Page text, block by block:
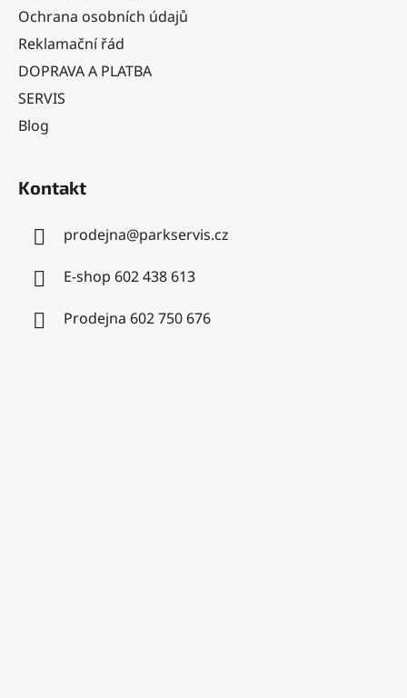
Ochrana osobních údajů
Reklamační řád
DOPRAVA A PLATBA
SERVIS
Blog
Kontakt
prodejna@parkservis.cz
E-shop 602 438 613
Prodejna 602 750 676